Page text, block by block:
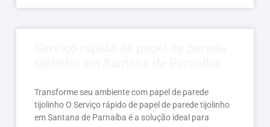
Transforme seu ambiente com papel de parede
tijolinho O Serviço rápido de papel de parede tijolinho
em Santana de Parnaíba é a solução ideal para